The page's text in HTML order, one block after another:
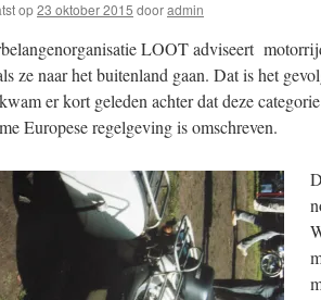
op23 oktober 2015 dooradmin
LOOT adviseert
ze naar het buitenland gaan. Dat is het
er kort geleden achter dat deze
Europese regelgeving is omschreven.